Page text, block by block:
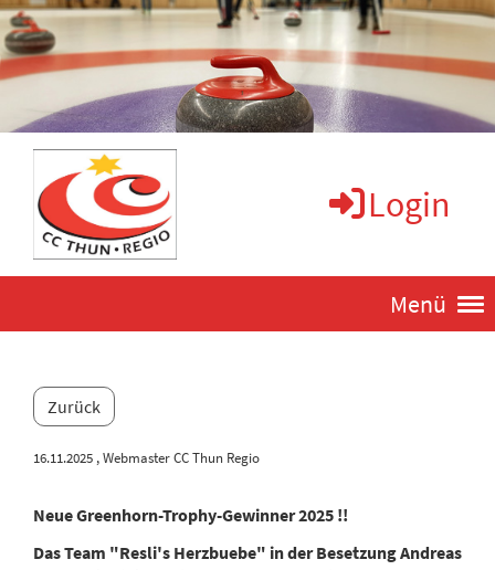
Login
Menü
Zurück
16.11.2025 , Webmaster CC Thun Regio
Neue Greenhorn-Trophy-Gewinner 2025 !!
Das Team "Resli's Herzbuebe" in der Besetzung Andreas